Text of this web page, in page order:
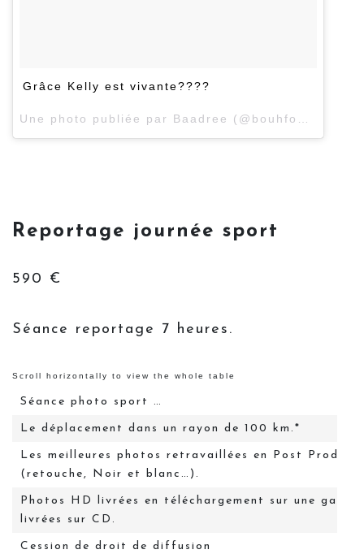
Grâce Kelly est vivante????
Reportage journée sport
590 €
Séance reportage 7 heures.
Séance photo sport …
Le déplacement dans un rayon de 100 km.*
Les meilleures photos retravaillées en Post
(retouche, Noir et blanc…).
Photos HD livrées en téléchargement sur une
livrées sur CD.
Cession de droit de diffusion